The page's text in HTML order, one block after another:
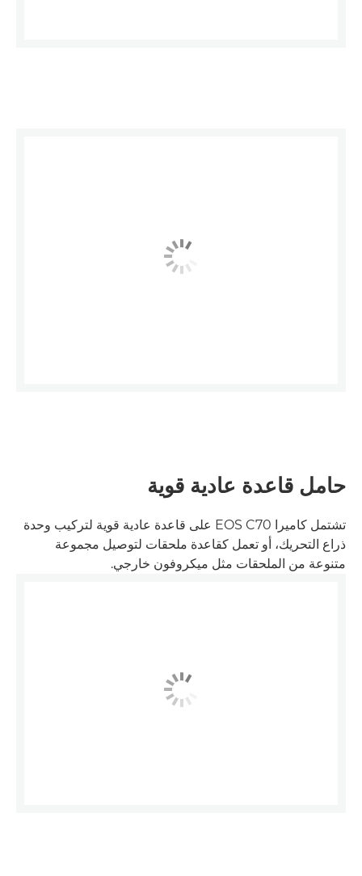
حامل قاعدة عادية قوية
تشتمل كاميرا EOS C70 على قاعدة عادية قوية لتركيب وحدة
ذراع التحريك، أو تعمل كقاعدة ملحقات لتوصيل مجموعة
متنوعة من الملحقات مثل ميكروفون خارجي.